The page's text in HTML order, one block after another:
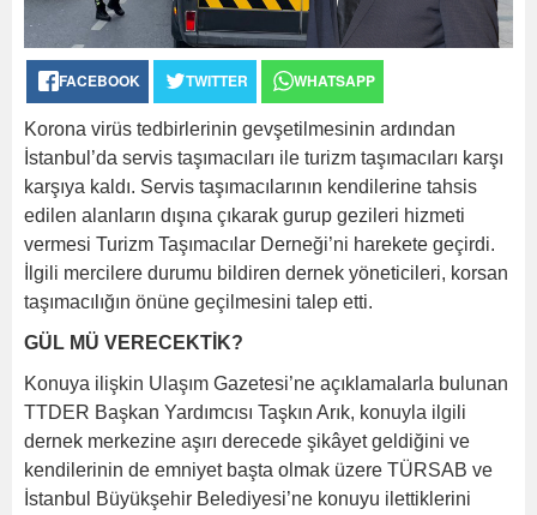
FACEBOOK TWITTER WHATSAPP
Korona virüs tedbirlerinin gevşetilmesinin ardından
İstanbul’da servis taşımacıları ile turizm taşımacıları karşı
karşıya kaldı. Servis taşımacılarının kendilerine tahsis
edilen alanların dışına çıkarak gurup gezileri hizmeti
vermesi Turizm Taşımacılar Derneği’ni harekete geçirdi.
İlgili mercilere durumu bildiren dernek yöneticileri, korsan
taşımacılığın önüne geçilmesini talep etti.
GÜL MÜ VERECEKTİK?
Konuya ilişkin Ulaşım Gazetesi’ne açıklamalarla bulunan
TTDER Başkan Yardımcısı Taşkın Arık, konuyla ilgili
dernek merkezine aşırı derecede şikâyet geldiğini ve
kendilerinin de emniyet başta olmak üzere TÜRSAB ve
İstanbul Büyükşehir Belediyesi’ne konuyu ilettiklerini